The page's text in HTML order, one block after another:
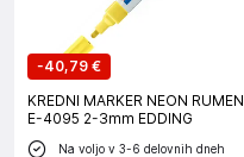
-40,79 €
KREDNI MARKER NEON RUMEN
E-4095 2-3mm EDDING
Na voljo v 3-6 delovnih dneh